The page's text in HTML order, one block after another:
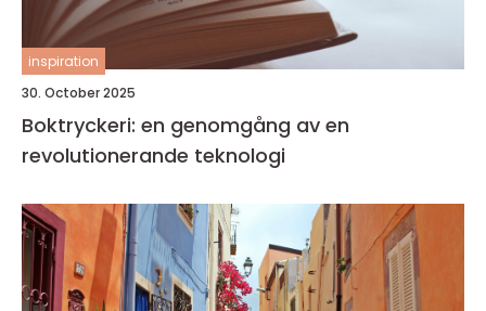
inspiration
30. October 2025
Boktryckeri: en genomgång av en
revolutionerande teknologi